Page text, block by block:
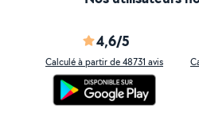
4,6/5
Calculé à partir de 48731 avis